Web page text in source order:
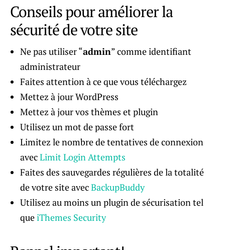
Conseils pour améliorer la
sécurité de votre site
Ne pas utiliser “admin” comme identifiant
administrateur
Faites attention à ce que vous téléchargez
Mettez à jour WordPress
Mettez à jour vos thèmes et plugin
Utilisez un mot de passe fort
Limitez le nombre de tentatives de connexion
avecLimit Login Attempts
Faites des sauvegardes régulières de la totalité
de votre site avecBackupBuddy
Utilisez au moins un plugin de sécurisation tel
queiThemes Security